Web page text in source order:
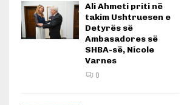
Ali Ahmeti priti në
takim Ushtruesen e
Detyrës së
Ambasadores së
SHBA-së, Nicole
Varnes
0